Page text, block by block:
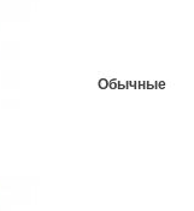
Обычные